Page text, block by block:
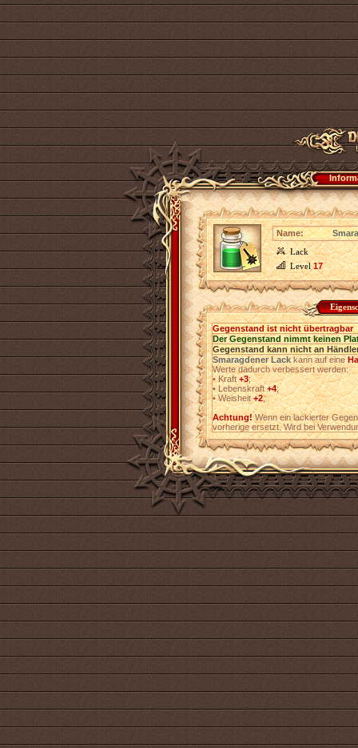
Name:
Lack
Level17
Gegenstand ist nicht übertragbar
Der Gegenstand nimmt keinen
Gegenstand kann nicht an
Smaragdener Lackkann auf eine
Werte dadurch verbessert werden:
•Kraft+3;
•Lebenskraft+4;
•Weisheit+2;
Achtung!Wenn ein lackierter
vorherige ersetzt. Wird bei